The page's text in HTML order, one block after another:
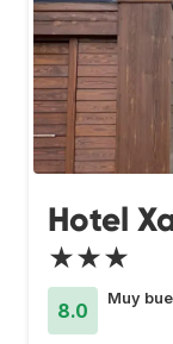
Hotel
★★★
8.0
Muy